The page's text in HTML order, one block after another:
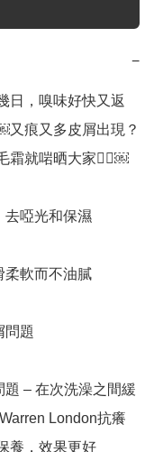
−
日，嗅味好快又返
又痕又多皮屑出現？
就啱晒大家👍🏻￼
去啞光和保濕
柔軟而不油膩
問題
題 – 在次洗澡之間緩
London抗癢
養，效果更好